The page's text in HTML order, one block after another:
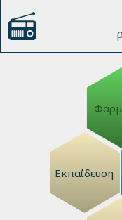
Εκπαίδευση